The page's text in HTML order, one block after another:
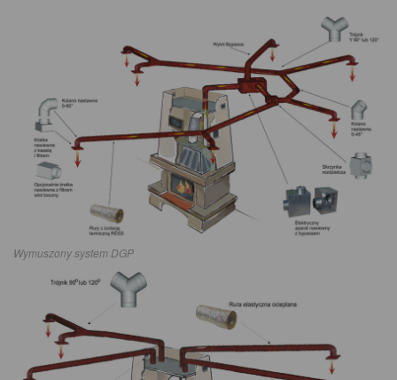
Wymuszony system DGP